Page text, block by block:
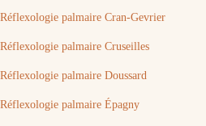
Réflexologie palmaire Cran-Gevrier
Réflexologie palmaire Cruseilles
Réflexologie palmaire Doussard
Réflexologie palmaire Épagny